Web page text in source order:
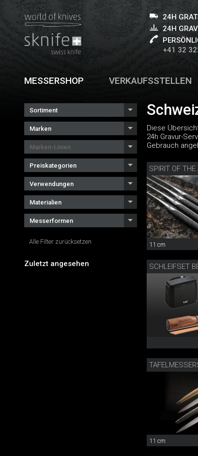
24H
24H
+41 32
MESSERSHOP VERKAUFSSTELLEN
Sortiment
Marken
Marken-Linien
Preiskategorien
Verwendungen
Materialien
Messerformen
Alle Filter zurücksetzen
Zuletzt angesehen
Diese
24h Gravur-
Gebrauch
11 cm
11 cm